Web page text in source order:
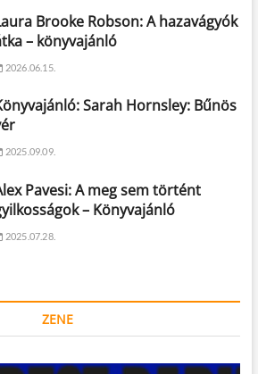
Brooke Robson: A hazavágyók
– könyvajánló
2026.06.15.
Sarah Hornsley: Bűnös
2025.09.09.
Pavesi: A meg sem történt
– Könyvajánló
2025.07.28.
ZENE